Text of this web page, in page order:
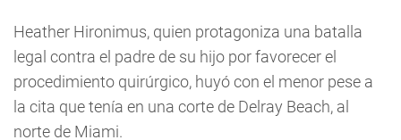
Heather Hironimus, quien protagoniza una batalla
legal contra el padre de su hijo por favorecer el
procedimiento quirúrgico, huyó con el menor pese a
la cita que tenía en una corte de Delray Beach, al
norte de Miami.